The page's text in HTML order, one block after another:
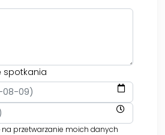
spotkania
na przetwarzanie moich danych